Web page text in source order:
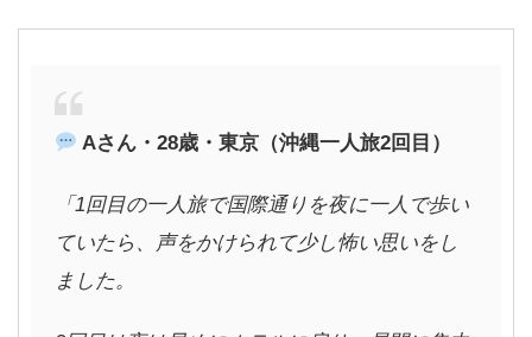
Aさん・28歳・東京（沖縄一人旅2回目）
「1回目の一人旅で国際通りを夜に一人で歩い
ていたら、声をかけられて少し怖い思いをし
ました。